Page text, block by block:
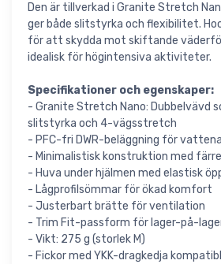
Den är tillverkad i Granite Stretch
ger både slitstyrka och flexibilitet.
för att skydda mot skiftande
idealisk för högintensiva aktiviteter.
Specifikationer och egenskaper:
- Granite Stretch Nano: Dubbelvävd
slitstyrka och 4-vägsstretch
- PFC-fri DWR-beläggning för
- Minimalistisk konstruktion med
- Huva under hjälmen med elastisk
- Lågprofilsömmar för ökad komfort
- Justerbart brätte för ventilation
- Trim Fit-passform för lager-på-
- Vikt: 275 g (storlek M)
- Fickor med YKK-dragkedja